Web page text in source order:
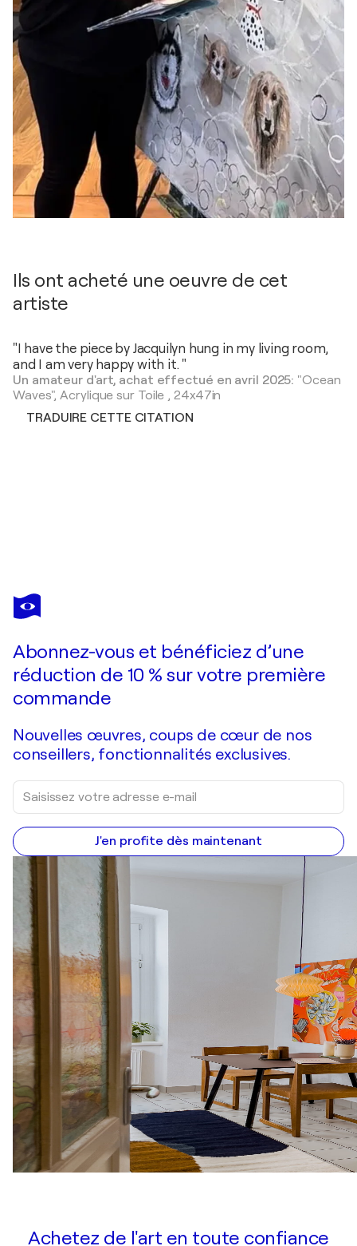
Ils ont acheté une oeuvre de cet
artiste
"I have the piece by Jacquilyn hung in my living room,
and I am very happy with it. "
Un amateur d'art, achat effectué en avril 2025: "Ocean
Waves",Acrylique sur Toile ,24x47in
TRADUIRE CETTE CITATION
JACQUILYN EUSANIO
Butterfly 2
Abonnez-vous et bénéficiez d’une
réduction de 10 % sur votre première
commande
Nouvelles œuvres, coups de cœur de nos
conseillers, fonctionnalités exclusives.
J'en profite dès maintenant
Achetez de l'art en toute confiance